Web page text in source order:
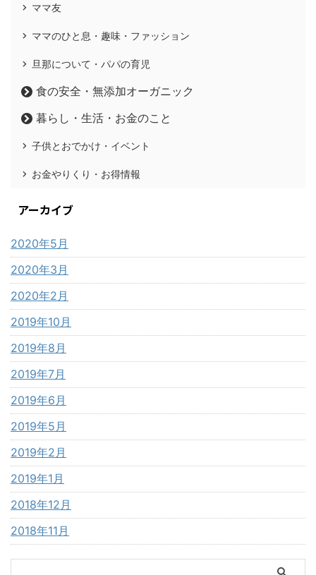
ママ友
ママのひと息・趣味・ファッション
旦那について・パパの育児
食の安全・無添加オーガニック
暮らし・生活・お金のこと
子供とおでかけ・イベント
お金やりくり・お得情報
アーカイブ
2020年5月
2020年3月
2020年2月
2019年10月
2019年8月
2019年7月
2019年6月
2019年5月
2019年2月
2019年1月
2018年12月
2018年11月